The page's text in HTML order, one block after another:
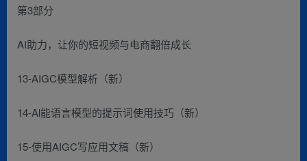
第3部分
AI助力，让你的短视频与电商翻倍成长
13-AIGC模型解析（新）
14-Al能语言模型的提示词使用技巧（新）
15-使用AIGC写应用文稿（新）